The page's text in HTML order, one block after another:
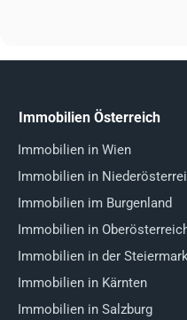
Immobilien Österreich
Immobilien in Wien
Immobilien in
Immobilien im Burgenland
Immobilien in
Immobilien in der
Immobilien in Kärnten
Immobilien in Salzburg